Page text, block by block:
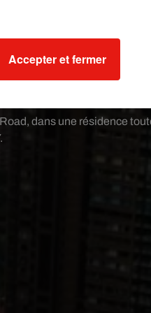
de luxe côtoie ainsi
pour les recycler.
pas la crise.
dans une résidence
Accepter et fermer